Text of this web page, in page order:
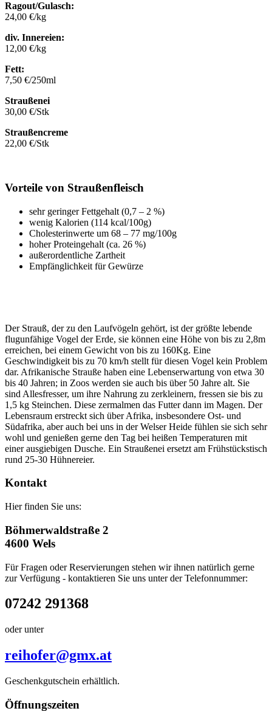
Ragout/Gulasch:
24,00 €/kg
div. Innereien:
12,00 €/kg
Fett:
7,50 €/250ml
Straußenei
30,00 €/Stk
Straußencreme
22,00 €/Stk
Vorteile von Straußenfleisch
sehr geringer Fettgehalt (0,7 – 2 %)
wenig Kalorien (114 kcal/100g)
Cholesterinwerte um 68 – 77 mg/100g
hoher Proteingehalt (ca. 26 %)
außerordentliche Zartheit
Empfänglichkeit für Gewürze
Der Strauß, der zu den Laufvögeln gehört, ist der größte lebende
flugunfähige Vogel der Erde, sie können eine Höhe von bis zu 2,8m
erreichen, bei einem Gewicht von bis zu 160Kg. Eine
Geschwindigkeit bis zu 70 km/h stellt für diesen Vogel kein Problem
dar. Afrikanische Strauße haben eine Lebenserwartung von etwa 30
bis 40 Jahren; in Zoos werden sie auch bis über 50 Jahre alt. Sie
sind Allesfresser, um ihre Nahrung zu zerkleinern, fressen sie bis zu
1,5 kg Steinchen. Diese zermalmen das Futter dann im Magen. Der
Lebensraum erstreckt sich über Afrika, insbesondere Ost- und
Südafrika, aber auch bei uns in der Welser Heide fühlen sie sich sehr
wohl und genießen gerne den Tag bei heißen Temperaturen mit
einer ausgiebigen Dusche. Ein Straußenei ersetzt am Frühstückstisch
rund 25-30 Hühnereier.
Kontakt
Hier finden Sie uns:
Böhmerwaldstraße 2
4600 Wels
Für Fragen oder Reservierungen stehen wir ihnen natürlich gerne
zur Verfügung - kontaktieren Sie uns unter der Telefonnummer:
07242 291368
oder unter
reihofer@gmx.at
Geschenkgutschein erhältlich.
Öffnungszeiten